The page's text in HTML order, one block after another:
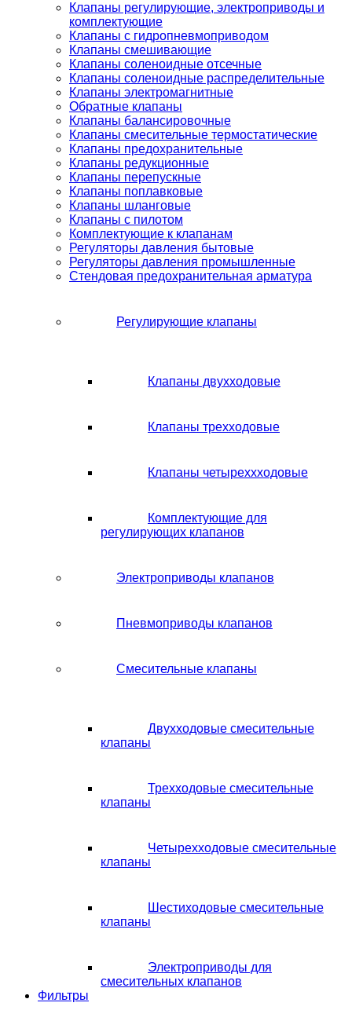
Клапаны регулирующие, электроприводы и
комплектующие
Клапаны с гидропневмоприводом
Клапаны смешивающие
Клапаны соленоидные отсечные
Клапаны соленоидные распределительные
Клапаны электромагнитные
Обратные клапаны
Клапаны балансировочные
Клапаны смесительные термостатические
Клапаны предохранительные
Клапаны редукционные
Клапаны перепускные
Клапаны поплавковые
Клапаны шланговые
Клапаны с пилотом
Комплектующие к клапанам
Регуляторы давления бытовые
Регуляторы давления промышленные
Стендовая предохранительная арматура
Регулирующие клапаны
Клапаны двухходовые
Клапаны трехходовые
Клапаны четыреххходовые
Комплектующие для
регулирующих клапанов
Электроприводы клапанов
Пневмоприводы клапанов
Смесительные клапаны
Двухходовые смесительные
клапаны
Трехходовые смесительные
клапаны
Четырехходовые смесительные
клапаны
Шестиходовые смесительные
клапаны
Электроприводы для
смесительных клапанов
Фильтры